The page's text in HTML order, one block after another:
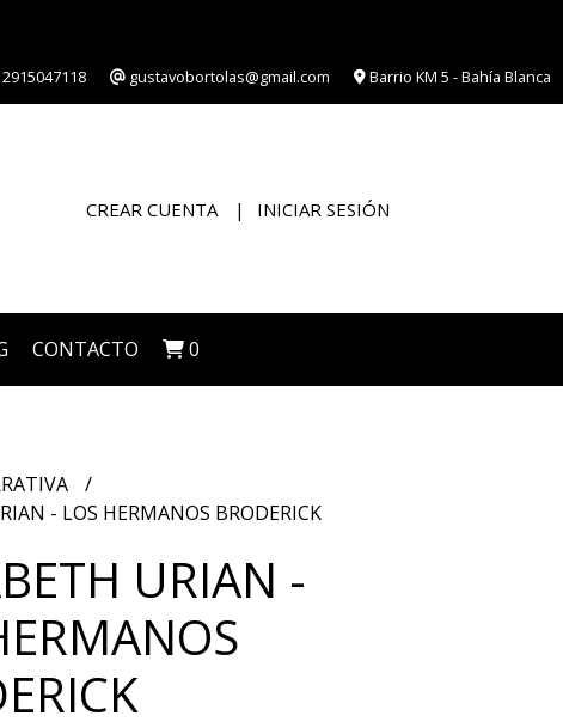
2915047118 gustavobortolas@gmail.com Barrio KM 5 - Bahía Blanca
CREAR CUENTA INICIAR SESIÓN
CONTACTO 0
- LOS HERMANOS BRODERICK
URIAN -